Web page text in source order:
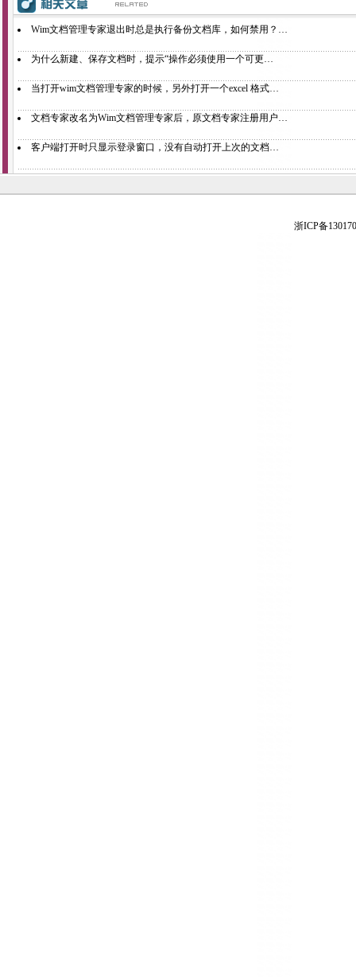
Wim文档管理专家退出时总是执行备份文档库，如何禁用？…
为什么新建、保存文档时，提示“操作必须使用一个可更…
当打开wim文档管理专家的时候，另外打开一个excel 格式…
文档专家改名为Wim文档管理专家后，原文档专家注册用户…
客户端打开时只显示登录窗口，没有自动打开上次的文档…
浙ICP备